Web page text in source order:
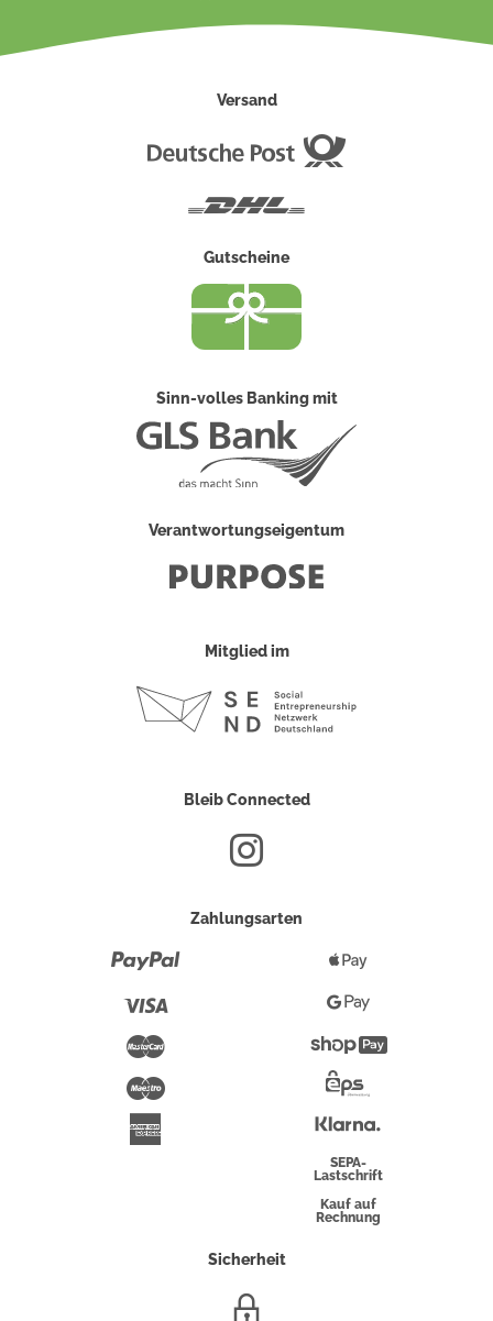
Versand
Gutscheine
Sinn-volles Banking mit
Verantwortungseigentum
Mitglied im
Bleib Connected
Zahlungsarten
Maestro
Pay
Google
PayShopify
Überweisung
SEPA-
Lastschrift
Kauf auf
Rechnung
Sicherheit